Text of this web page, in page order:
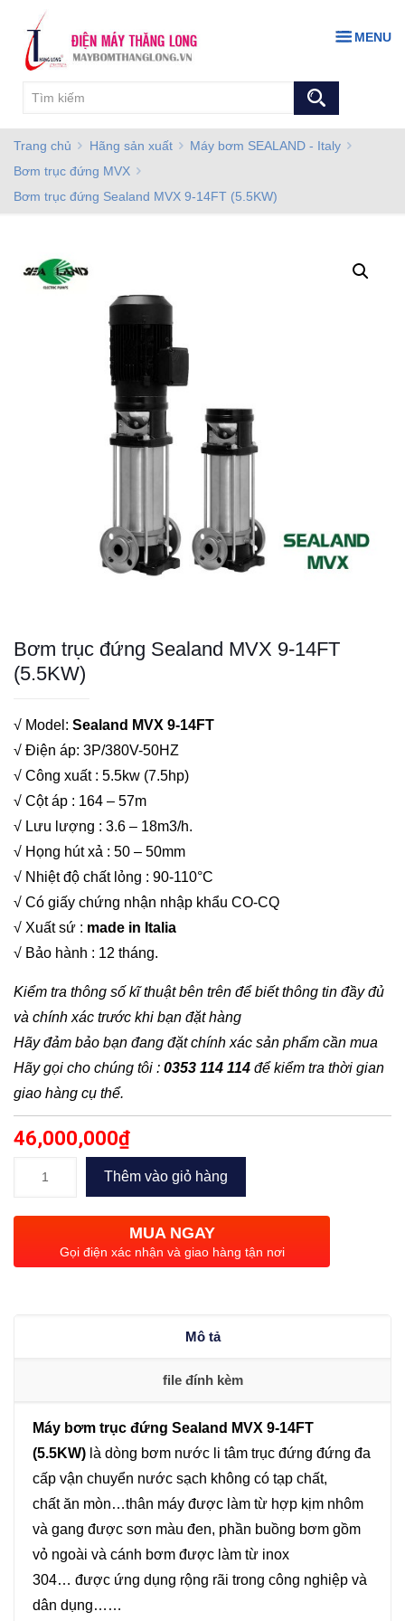
MENU
Trang chủ Hãng sản xuất
Máy bơm SEALAND - Italy
Bơm trục đứng MVX
Bơm trục đứng Sealand MVX 9-14FT (5.5KW)
Bơm trục đứng Sealand MVX 9-14FT
(5.5KW)
√ Model: Sealand MVX 9-14FT
√ Điện áp: 3P/380V-50HZ
√ Công xuất : 5.5kw (7.5hp)
√ Cột áp : 164 – 57m
√ Lưu lượng : 3.6 – 18m3/h.
√ Họng hút xả : 50 – 50mm
√ Nhiệt độ chất lỏng : 90-110°C
√ Có giấy chứng nhận nhập khẩu CO-CQ
√ Xuất sứ : made in Italia
√ Bảo hành : 12 tháng.
Kiểm tra thông số kĩ thuật bên trên để biết thông tin đầy đủ
và chính xác trước khi bạn đặt hàng
Hãy đảm bảo bạn đang đặt chính xác sản phẩm cần mua
Hãy gọi cho chúng tôi : 0353 114 114 để kiểm tra thời gian
giao hàng cụ thể.
46,000,000₫
đứng
Sealand
MVX
Thêm vào giỏ hàng
MUA NGAY
Gọi điện xác nhận và giao hàng tận nơi
Mô tả
file đính kèm
Máy bơm trục đứng Sealand MVX 9-14FT
(5.5KW) là dòng bơm nước li tâm trục đứng đứng đa
cấp vận chuyển nước sạch không có tạp chất,
chất ăn mòn…thân máy được làm từ hợp kịm nhôm
và gang được sơn màu đen, phần buồng bơm gồm
vỏ ngoài và cánh bơm được làm từ inox
304… được ứng dụng rộng rãi trong công nghiệp và
dân dụng……